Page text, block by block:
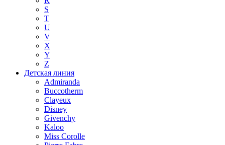
S
T
U
V
X
Y
Z
Детская линия
Admiranda
Buccotherm
Clayeux
Disney
Givenchy
Kaloo
Miss Corolle